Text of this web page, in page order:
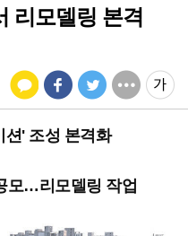
리모델링 본격
션' 조성 본격화
모…리모델링 작업